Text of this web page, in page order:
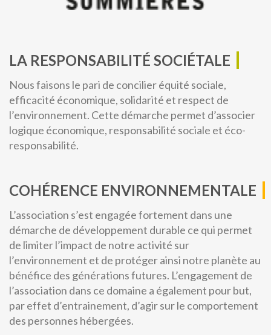
LA RESPONSABILITÉ SOCIÉTALE
Nous faisons le pari de concilier équité sociale,
efficacité économique, solidarité et respect de
l’environnement. Cette démarche permet d’associer
logique économique, responsabilité sociale et éco-
responsabilité.
COHÉRENCE ENVIRONNEMENTALE
L’association s’est engagée fortement dans une
démarche de développement durable ce qui permet
de limiter l’impact de notre activité sur
l’environnement et de protéger ainsi notre planète au
bénéfice des générations futures. L’engagement de
l’association dans ce domaine a également pour but,
par effet d’entrainement, d’agir sur le comportement
des personnes hébergées.